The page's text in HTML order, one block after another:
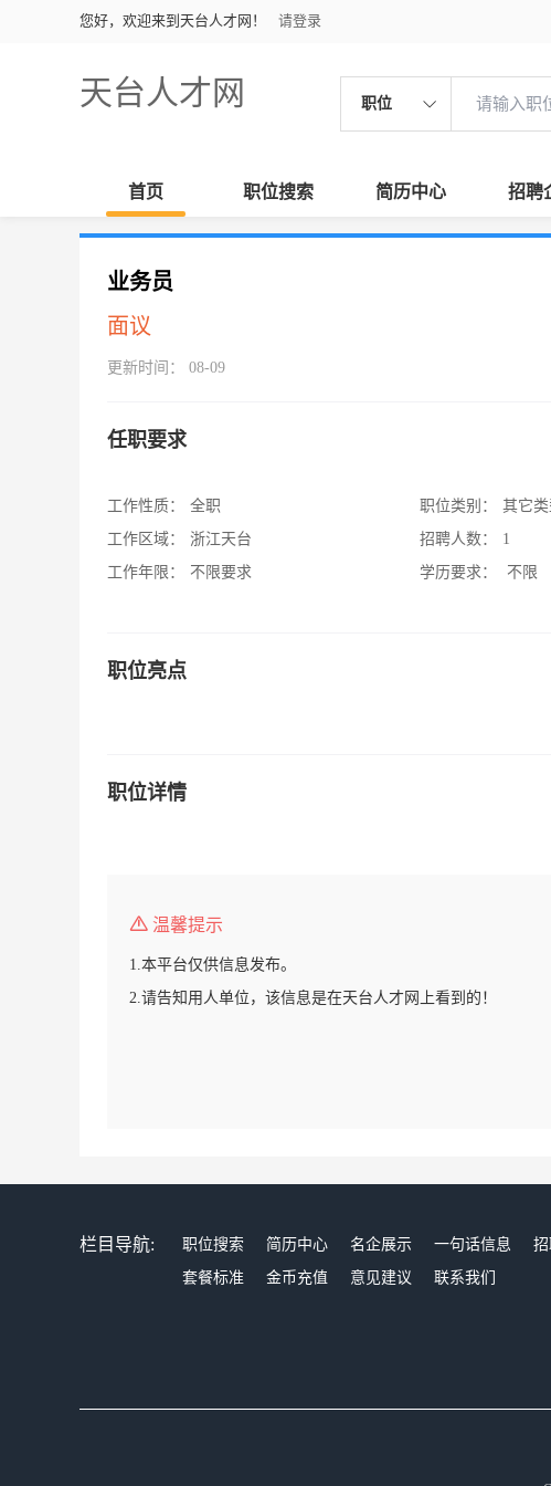
您好，欢迎来到天台人才网！ 请登录
天台人才网 职位
首页 职位搜索 简历中心 招聘
业务员
面议
更新时间： 08-09
任职要求
工作性质：
全职
工作区域：
浙江天台
工作年限：
不限要求
职位类别：
其它类
招聘人数：
1
学历要求：
不限
职位亮点
职位详情
温馨提示
1.本平台仅供信息发布。
2.请告知用人单位，该信息是在天台人才网上看到的！
栏目导航: 职位搜索 简历中心 名企展示 一句话信息
套餐标准
金币充值 意见建议 联系我们